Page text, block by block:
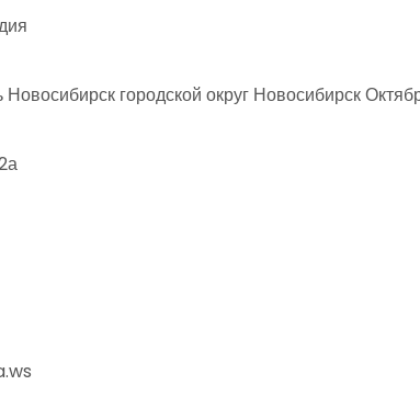
городской округ Новосибирск